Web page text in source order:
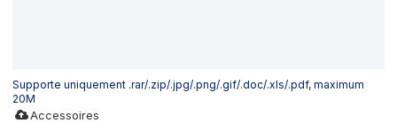
Supporte uniquement .rar/.zip/.jpg/.png/.gif/.doc/.xls/.pdf, maximum
20M
Accessoires